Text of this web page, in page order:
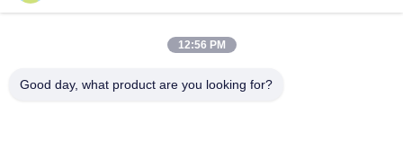
Coupeur de bouclier de carbure cimenté de tungstène
Coupeur cimenté de disque en métal du carbure de tungstène
12:56 PM
Good day, what product are you looking for?